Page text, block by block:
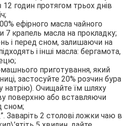
12 годин протягом трьох днів
ефірного масла чайного
7 крапель масла на прокладку;
і перед сном, залишаючи на
і інші масла: бергамота,
приготування, який
застосуйте 20% розчин бура
натрію). Очищайте їм шляху
поверхню або вставляючи
сном;
Заваріть 2 столові ложки чаю в